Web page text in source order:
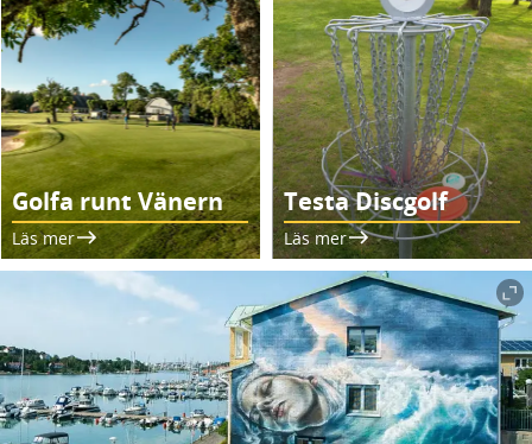
Golfa runt Vänern
Läs mer
Testa Discgolf
Läs mer